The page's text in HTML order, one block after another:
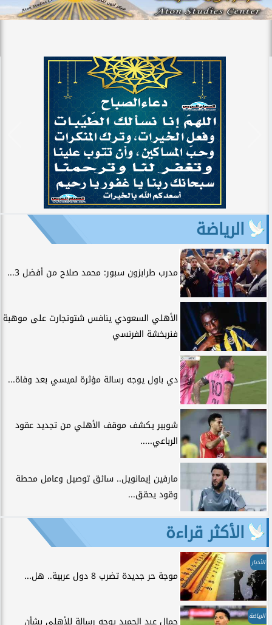
الرياضة
مدرب طرابزون سبور: محمد صلاح من أفضل 3...
الأهلي السعودي ينافس شتوتجارت على موهبة
فنربخشة الفرنسي
دي باول يوجه رسالة مؤثرة لميسي بعد وفاة...
شوبير يكشف موقف الأهلي من تجديد عقود
الرباعي.....
مارفين إيمانويل.. سائق توصيل وعامل محطة
وقود يحقق...
الأكثر قراءة
الأخبار
موجة حر جديدة تضرب 8 دول عربية.. هل...
الرياضة
جمال عبد الحميد يوجه رسالة للأهلي بشأن